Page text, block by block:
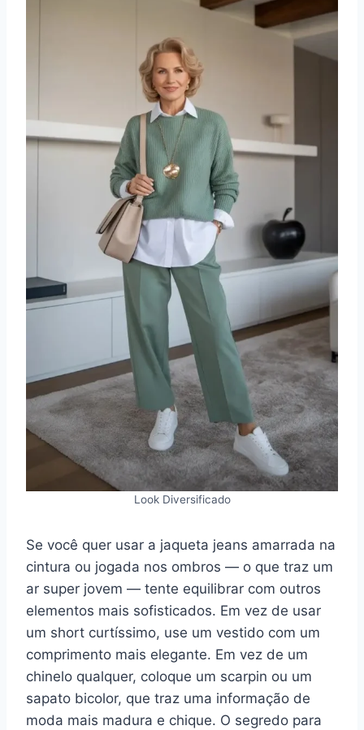
Look Diversificado
Se você quer usar a jaqueta jeans amarrada na
cintura ou jogada nos ombros — o que traz um
ar super jovem — tente equilibrar com outros
elementos mais sofisticados. Em vez de usar
um short curtíssimo, use um vestido com um
comprimento mais elegante. Em vez de um
chinelo qualquer, coloque um scarpin ou um
sapato bicolor, que traz uma informação de
moda mais madura e chique. O segredo para